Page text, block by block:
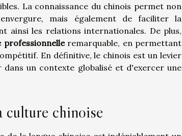
La connaissance du chinois permet non
mais également de faciliter la
ainsi les relations internationales. De plus,
remarquable, en permettant
En définitive, le chinois est un levier
un contexte globalisé et d'exercer une
culture chinoise